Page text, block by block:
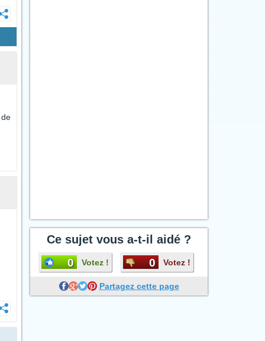
Ce sujet vous a-t-il aidé ?
0 Votez ! 0 Votez !
Partagez cette page